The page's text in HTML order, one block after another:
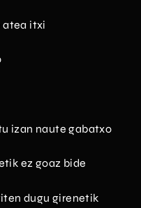
atea itxi
izan naute gabatxo
ez goaz bide
dugu girenetik